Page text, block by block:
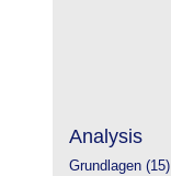
Analysis
Grundlagen (15)